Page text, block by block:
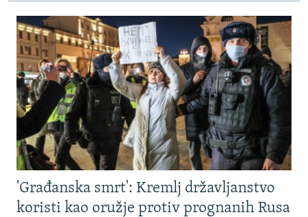
'Građanska smrt': Kremlj državljanstvo
koristi kao oružje protiv prognanih Rusa